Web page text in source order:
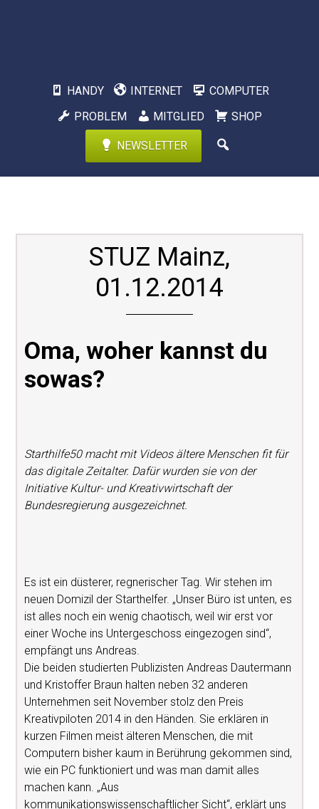
HANDY INTERNET
COMPUTER
PROBLEM
MITGLIED SHOP
NEWSLETTER
STUZ Mainz,
01.12.2014
Oma, woher kannst du
sowas?
Starthilfe50 macht mit Videos ältere Menschen fit für
das digitale Zeitalter. Dafür wurden sie von der
Initiative Kultur- und Kreativwirtschaft der
Bundesregierung ausgezeichnet.
Es ist ein düsterer, regnerischer Tag. Wir stehen im
neuen Domizil der Starthelfer. „Unser Büro ist unten, es
ist alles noch ein wenig chaotisch, weil wir erst vor
einer Woche ins Untergeschoss eingezogen sind“,
empfängt uns Andreas.
Die beiden studierten Publizisten Andreas Dautermann
und Kristoffer Braun halten neben 32 anderen
Unternehmen seit November stolz den Preis
Kreativpiloten 2014 in den Händen. Sie erklären in
kurzen Filmen meist älteren Menschen, die mit
Computern bisher kaum in Berührung gekommen sind,
wie ein PC funktioniert und was man damit alles
machen kann. „Aus
kommunikationswissenschaftlicher Sicht“, erklärt uns